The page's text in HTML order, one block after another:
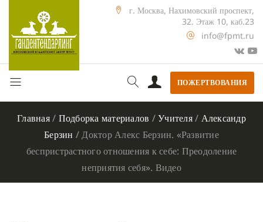
г. Москва, Нахимовский проспект,
32. Этаж 10, каб.23
info@fpmt.ru
ПОЖЕРТВОВАНИЯ
Главная/ Подборка материалов /Учителя/ Александр
Берзин /Доктор Алекс Берзин. «Развитие
беспристрастного отношения к себе: Преодоление
неприятия себя». Видео